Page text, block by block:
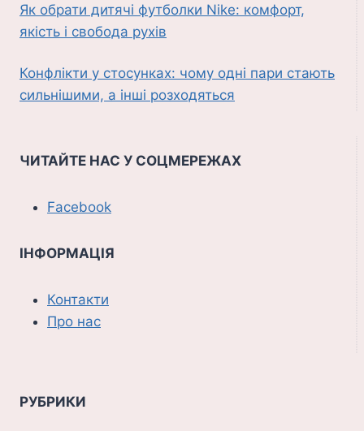
Як обрати дитячі футболки Nike: комфорт,
якість і свобода рухів
Конфлікти у стосунках: чому одні пари стають
сильнішими, а інші розходяться
ЧИТАЙТЕ НАС У СОЦМЕРЕЖАХ
Facebook
ІНФОРМАЦІЯ
Контакти
Про нас
РУБРИКИ